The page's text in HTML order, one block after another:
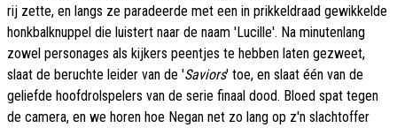
rij zette, en langs ze paradeerde met een in prikkeldraad gewikkelde
honkbalknuppel die luistert naar de naam 'Lucille'. Na minutenlang
zowel personages als kijkers peentjes te hebben laten gezweet,
slaat de beruchte leider van de 'Saviors' toe, en slaat één van de
geliefde hoofdrolspelers van de serie finaal dood. Bloed spat tegen
de camera, en we horen hoe Negan net zo lang op z'n slachtoffer